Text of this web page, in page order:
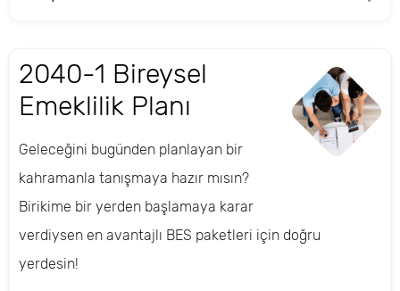
2040-1 Bireysel
Emeklilik Planı
Geleceğini bugünden planlayan bir
kahramanla tanışmaya hazır mısın?
Birikime bir yerden başlamaya karar
verdiysen en avantajlı BES paketleri için doğru
yerdesin!